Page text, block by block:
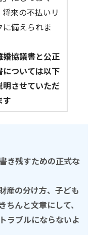
将来の不払いリ
に備えられま
協議書と公正
については以下
明させていただ
す
き残すための正式な
産の分け方、子ども
んと文章にして、
ラブルにならないよ